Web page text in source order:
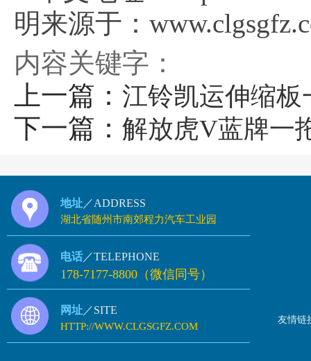
明来源于：
内容关键字：
上一篇： 江铃凯运伸缩板
下一篇： 解放虎V蓝牌一
地址 ／ADDRESS
湖北省随州市南郊程力汽车工业园
电话 ／TELEPHONE
178-7177-8800（微信同号）
网址 ／SITE
HTTP://WWW.CLGSGFZ.COM
友情链